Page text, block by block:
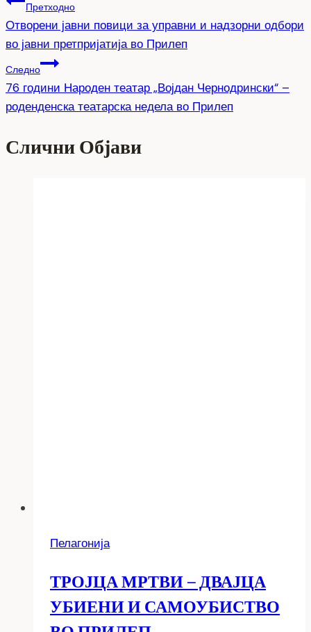
Претходно
Отворени јавни повици за управни и надзорни одбори
во јавни претпријатија во Прилеп
Следно
76 години Народен театар „Војдан Чернодрински“ –
роденденска театарска недела во Прилеп
Слични Објави
Пелагонија
ТРОЈЦА МРТВИ – ДВАЈЦА
УБИЕНИ И САМОУБИСТВО